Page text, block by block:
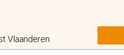
Vlaanderen